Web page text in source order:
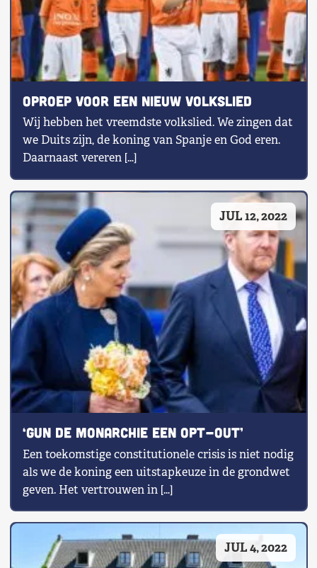
Oproep voor een nieuw volkslied
Wij hebben het vreemdste volkslied. We zingen dat
we Duits zijn, de koning van Spanje en God eren.
Daarnaast vereren […]
JUL 12, 2022
‘Gun de monarchie een opt-out’
Een toekomstige constitutionele crisis is niet nodig
als we de koning een uitstapkeuze in de grondwet
geven. Het vertrouwen in […]
JUL 4, 2022